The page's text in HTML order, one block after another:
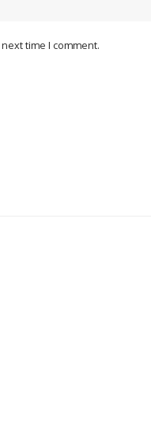
time I comment.